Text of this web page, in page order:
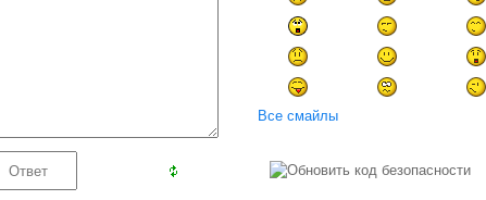
Все смайлы